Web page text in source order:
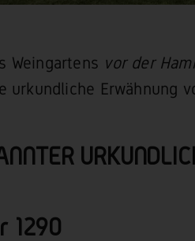
Weingartens vor der
urkundliche Erwähnung
1290